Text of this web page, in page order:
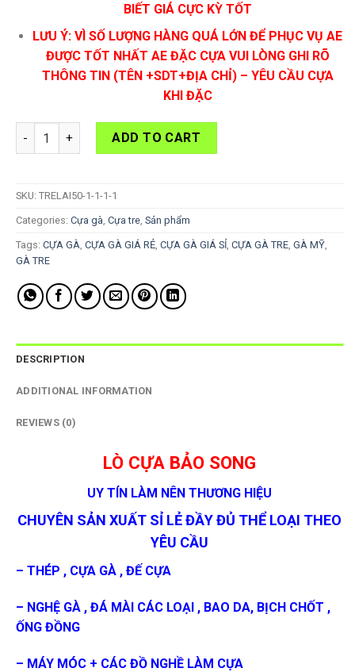
BIẾT GIÁ CỰC KỲ TỐT
LƯU Ý: VÌ SỐ LƯỢNG HÀNG QUÁ LỚN ĐỂ PHỤC VỤ AE
ĐƯỢC TỐT NHẤT AE ĐẶC CỰA VUI LÒNG GHI RÕ
THÔNG TIN (TÊN +SDT+ĐỊA CHỈ) – YÊU CẦU CỰA
KHI ĐẶC
Cựa Gà Tre Lai 50-S50 quantity
ADD TO CART
SKU: TRELAI50-1-1-1-1
Categories: Cựa gà, Cựa tre, Sản phẩm
Tags: CỰA GÀ, CỰA GÀ GIÁ RẺ, CỰA GÀ GIÁ SỈ, CỰA GÀ TRE, GÀ MỸ,
GÀ TRE
DESCRIPTION
ADDITIONAL INFORMATION
REVIEWS (0)
LÒ CỰA BẢO SONG
UY TÍN LÀM NÊN THƯƠNG HIỆU
CHUYÊN SẢN XUẤT SỈ LẺ ĐẦY ĐỦ THỂ LOẠI THEO
YÊU CẦU
– THÉP , CỰA GÀ , ĐẾ CỰA
– NGHỆ GÀ , ĐÁ MÀI CÁC LOẠI , BAO DA, BỊCH CHỐT ,
ỐNG ĐỒNG
– MÁY MÓC + CÁC ĐỒ NGHỀ LÀM CỰA